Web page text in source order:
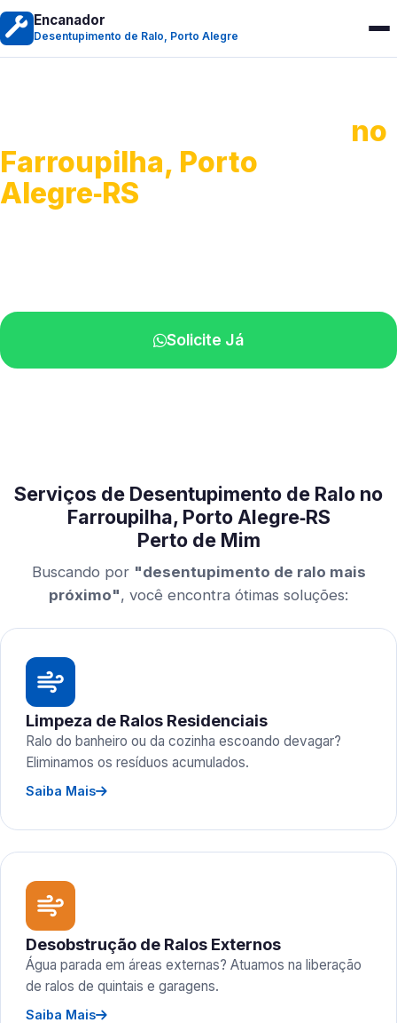
Encanador
Desentupimento de Ralo, Porto Alegre
no
Farroupilha, Porto
Alegre‑RS
Solicite Já
Serviços de Desentupimento de Ralo no
Farroupilha, Porto Alegre‑RS
Perto de Mim
Buscando por "desentupimento de ralo mais
próximo", você encontra ótimas soluções:
Limpeza de Ralos Residenciais
Ralo do banheiro ou da cozinha escoando devagar?
Eliminamos os resíduos acumulados.
Saiba Mais
Desobstrução de Ralos Externos
Água parada em áreas externas? Atuamos na liberação
de ralos de quintais e garagens.
Saiba Mais